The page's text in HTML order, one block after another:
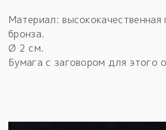
Материал: высококачественная
бронза.
Ø 2 см.
Бумага с заговором для этого